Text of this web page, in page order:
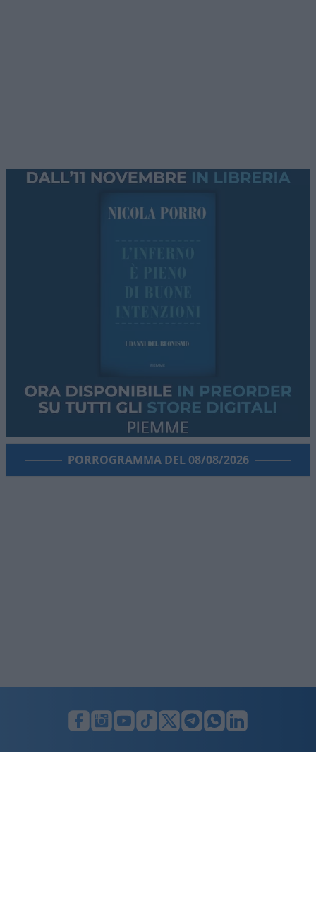
PORROGRAMMA DEL 08/08/2026
LUNIFIN S.r.l. a socio unico. Sede legale Milano, Largo F. Richini, 2/A,